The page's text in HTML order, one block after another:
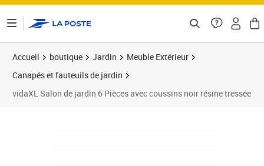
Accueil boutique Jardin
Meuble Extérieur
Canapés et fauteuils de jardin
vidaXL Salon de jardin 6 Pièces avec coussins noir résine tressée